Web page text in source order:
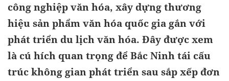
công nghiệp văn hóa, xây dựng thương
hiệu sản phẩm văn hóa quốc gia gắn với
phát triển du lịch văn hóa. Đây được xem
là cú hích quan trọng để Bắc Ninh tái cấu
trúc không gian phát triển sau sắp xếp đơn